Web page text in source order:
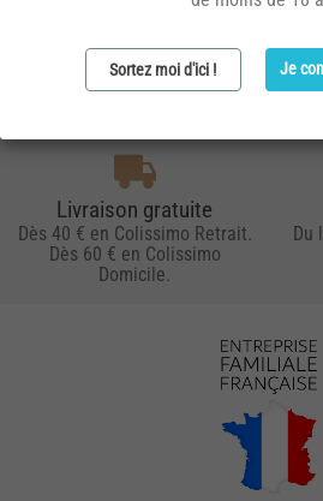
Avertissement
La vente de nicotine est
Livraison gratuite
Dès 40 € en Colissimo Retrait.
Dès 60 € en Colissimo
Domicile.
Du
Sortez moi d'ici ! Je